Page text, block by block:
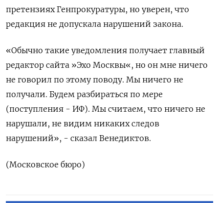
претензиях Генпрокуратуры, но уверен, что
редакция не допускала нарушений закона.
«Обычно такие уведомления получает главный
редактор сайта »Эхо Москвы«, но он мне ничего
не говорил по этому поводу. Мы ничего не
получали. Будем разбираться по мере
(поступления - ИФ). Мы считаем, что ничего не
нарушали, не видим никаких следов
нарушений», - сказал Венедиктов.
(Московское бюро)